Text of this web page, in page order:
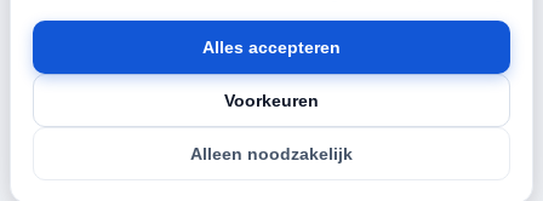
Alleen noodzakelijk
Voorkeuren
Alles accepteren
verkopen zelf geen producten · Alle prijzen onder voorbehoud.